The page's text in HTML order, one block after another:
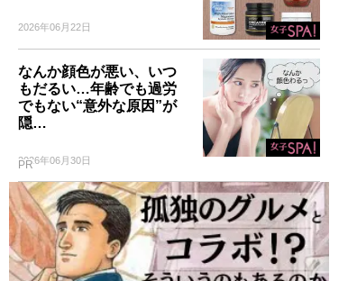
2026年06月22日
なんか顔色が悪い、いつ
もだるい…年齢でも過労
でもない“意外な原因”が
隠…
2026年06月30日
PR